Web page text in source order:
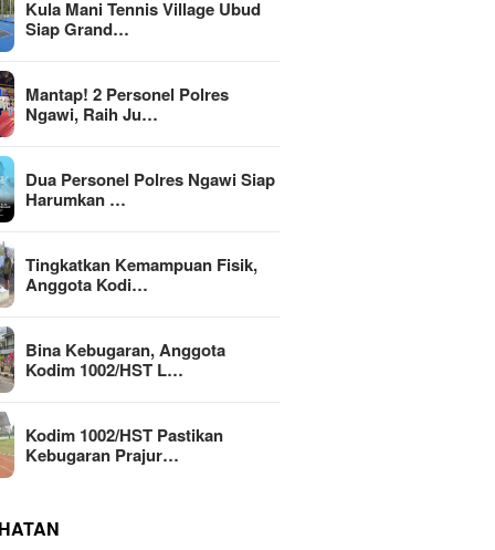
Kula Mani Tennis Village Ubud
Siap Grand…
Mantap! 2 Personel Polres
Ngawi, Raih Ju…
Dua Personel Polres Ngawi Siap
Harumkan …
Tingkatkan Kemampuan Fisik,
Anggota Kodi…
Bina Kebugaran, Anggota
Kodim 1002/HST L…
Kodim 1002/HST Pastikan
Kebugaran Prajur…